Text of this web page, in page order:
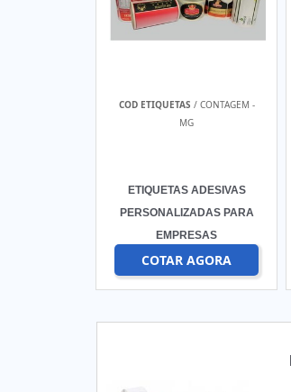
COD ETIQUETAS / CONTAGEM -
MG
ETIQUETAS ADESIVAS
PERSONALIZADAS PARA
EMPRESAS
COTAR AGORA